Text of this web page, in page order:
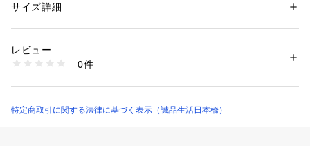
アウトドア感！ 汚れた表面は湿らせた布で拭いて乾かしま
※イメージ画像は2パターンのカラーバリエーションですが、
こちらはグリーンベースの商品です。
楽」はこの台湾ハッカチョウのパターンをシンボルとして使い
性別：レディース
素材：ナイロン、プラスチック
洗濯：手洗いをお勧めします。
洗濯機に入れる場合は、洗濯用バッグに入れてください。
※詳しい洗濯方法については、商品の品質表示タグをご覧ください
INB-16230412 （ショップ）
サイズ詳細
レビュー
0件
特定商取引に関する法律に基づく表示（誠品生活日本橋）